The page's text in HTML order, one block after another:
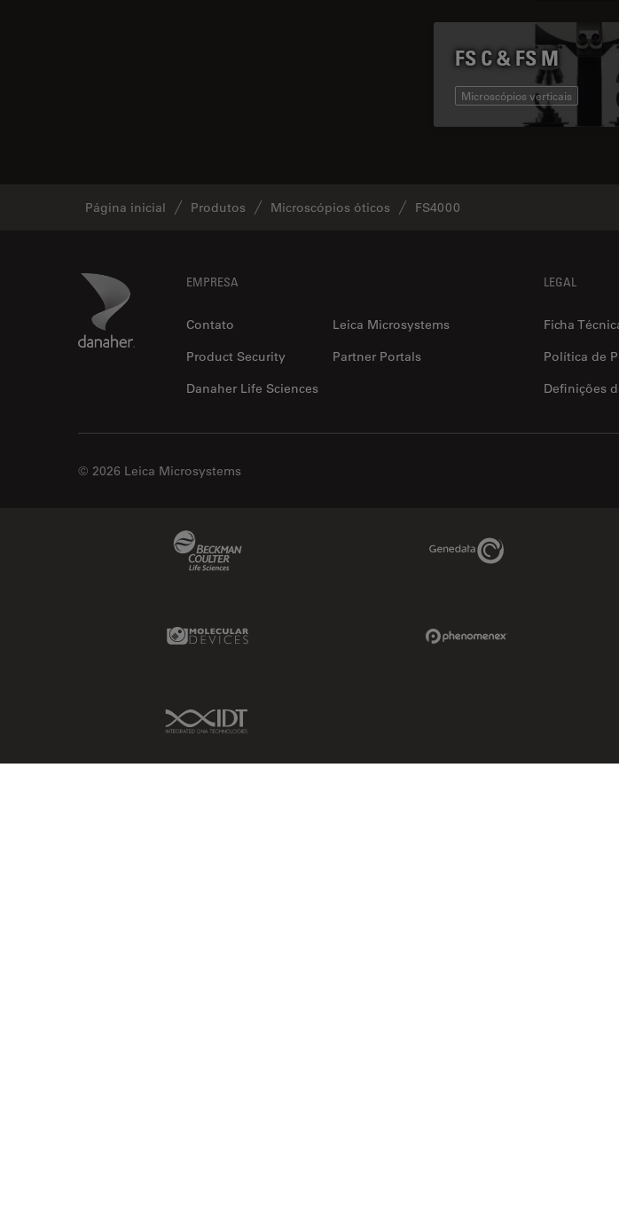
FS C & FS M
Microscópios verticais
Página inicial Produtos Microscópios óticos FS4000
Danaher Logo EMPRESA
Contato
Leica Microsystems
Product Security
Partner Portals
Danaher Life Sciences
LEGAL
Ficha
Política de
Definições
© 2026 Leica Microsystems
Genedata Link
Molecular Devices Link
IDT Link